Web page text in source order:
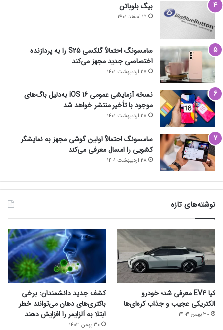
بیگ بلوباتن
21 اسفند 1401
سامسونگ احتمالاً گلکسی S25 را به پردازنده
اختصاصی جدید مجهز می‌کند
27 اردیبهشت 1401
نسخه آزمایشی عمومی iOS 16 به‌دلیل باگ‌های
موجود با تأخیر منتشر خواهد شد
28 اردیبهشت 1401
سامسونگ احتمالاً اولین گوشی مجهز به نمایشگر
کشویی را امسال معرفی می‌کند
28 اردیبهشت 1401
نوشته‌های تازه
کیا EV4 معرفی شد؛ خودرو
الکتریکی عجیب و جذاب کره‌ای‌ها
30 بهمن 1403
کشف جدید دانشمندان: برخی
باکتری‌های دهان می‌توانند خطر
ابتلا به آلزایمر را افزایش دهند
30 بهمن 1403